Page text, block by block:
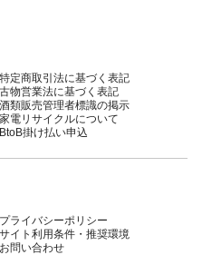
特定商取引法に基づく表記
古物営業法に基づく表記
酒類販売管理者標識の掲示
家電リサイクルについて
BtoB掛け払い申込
プライバシーポリシー
サイト利用条件・推奨環境
お問い合わせ